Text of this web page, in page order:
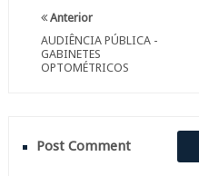
Anterior
AUDIÊNCIA PÚBLICA -
GABINETES
OPTOMÉTRICOS
Post Comment